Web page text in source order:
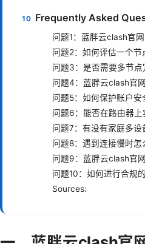
Frequently Asked
问题1：蓝胖云clash官
问题2：如何评估一个节
问题3：是否需要多节点
问题4：蓝胖云clash官
问题5：如何保护账户安
问题6：能否在路由器上
问题7：有没有家庭多设
问题8：遇到连接慢时怎
问题9：蓝胖云clash官
问题10：如何进行合规
Sources: